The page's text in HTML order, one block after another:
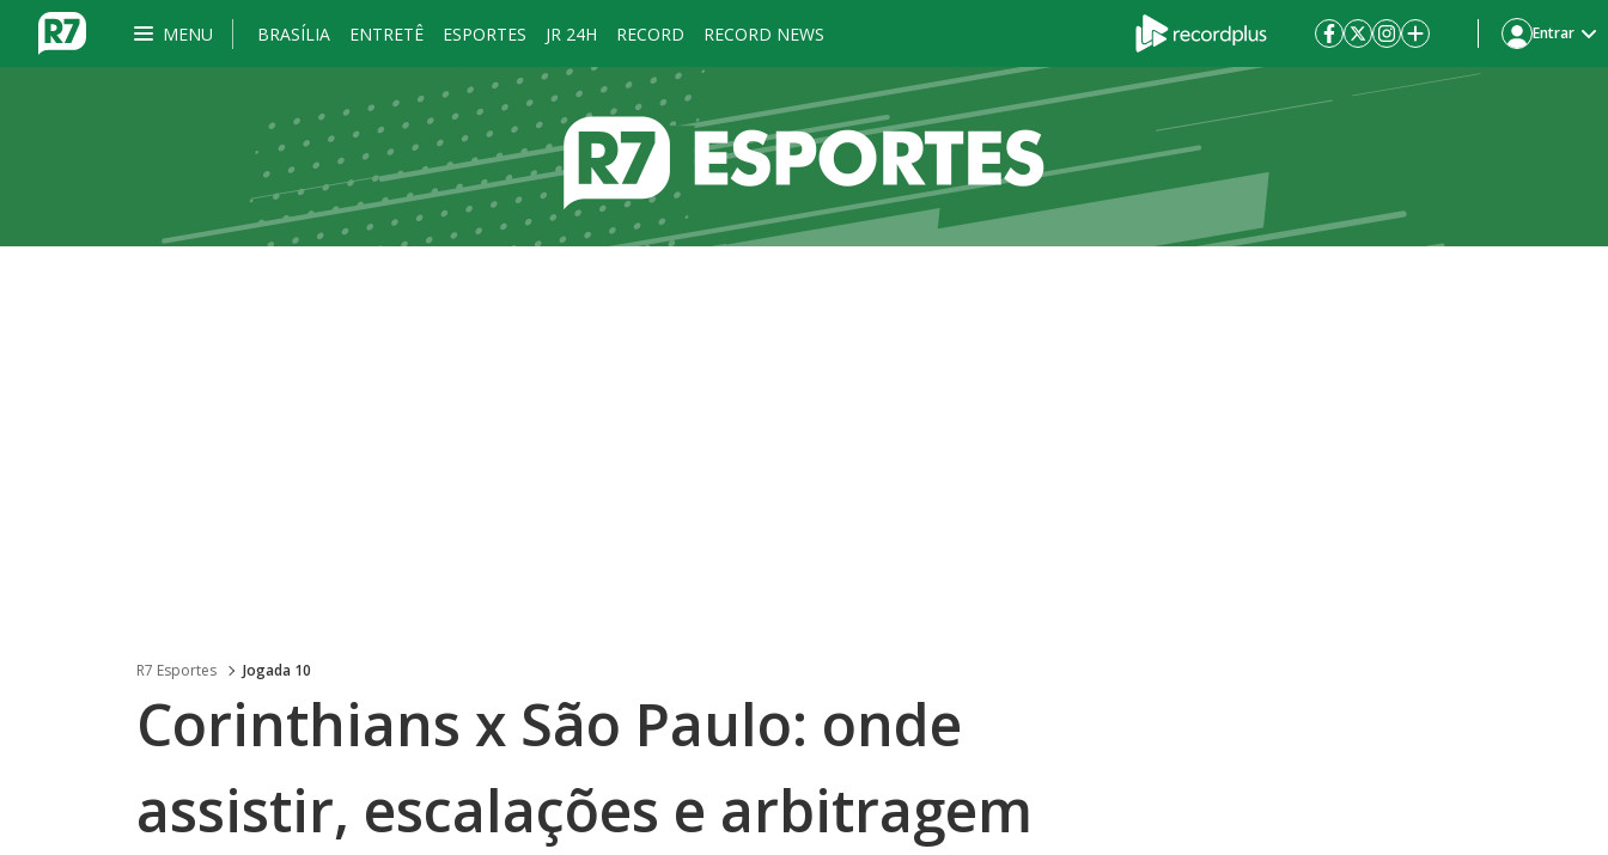
MENU BRASÍLIA ENTRETÊ ESPORTES JR 24H RECORD RECORD NEWS Entrar
R7 Esportes Jogada 10
Corinthians x São Paulo: onde
assistir, escalações e arbitragem